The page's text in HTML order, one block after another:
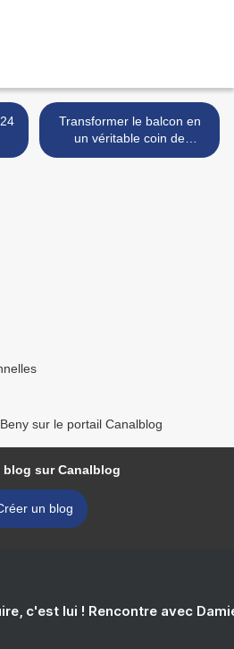
Transformer le balcon en
un véritable coin de
paradis, >
sur le portail Canalblog
blog sur Canalblog
un blog
c'est lui ! Rencontre avec